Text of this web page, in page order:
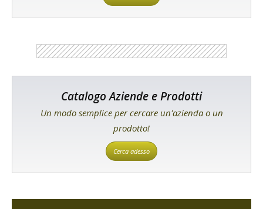
Catalogo Aziende e Prodotti
Un modo semplice per cercare un'azienda o un
prodotto!
Cerca adesso